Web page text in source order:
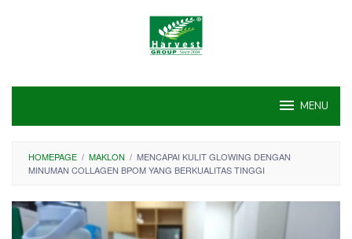
MENU
HOMEPAGE / MAKLON / MENCAPAI KULIT GLOWING DENGAN
MINUMAN COLLAGEN BPOM YANG BERKUALITAS TINGGI